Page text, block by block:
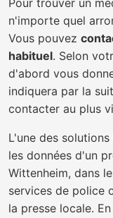
Pour trouver un
n'importe quel
Vous pouvez
habituel. Selon
d'abord vous
indiquera par la
contacter au plus
L'une des
les données d'un
Wittenheim, dans
services de police
la presse locale.